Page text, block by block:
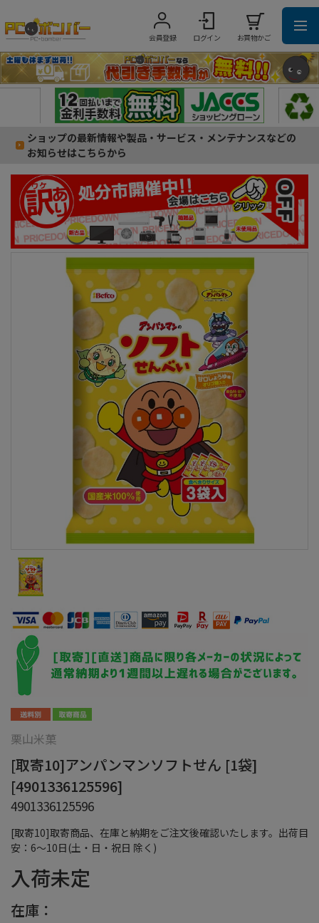
会員登録 ログイン お買物かご
ショップの最新情報や製品・サービス・メンテナンスなどの
お知らせはこちらから
[取寄10]取寄商品、在庫と納期をご注文後確認いたします。出荷目
安：6～10日(土・日・祝日 除く)
栗山米菓
[取寄10]アンパンマンソフトせん [1袋]
[4901336125596]
4901336125596
入荷未定
在庫：